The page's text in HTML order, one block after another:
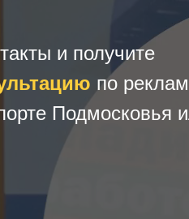
и получите
по
Подмосковья